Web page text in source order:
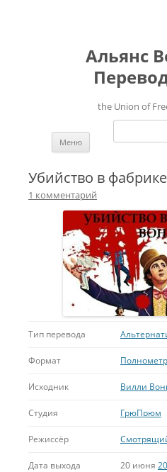
Альянс
the Union of
Найти:
Меню
Убийство в
1 комментарий
Тип перевода
Формат
Исходник
Студия ГрюПрюм
Режиссёр
Дата выхода 20 июня